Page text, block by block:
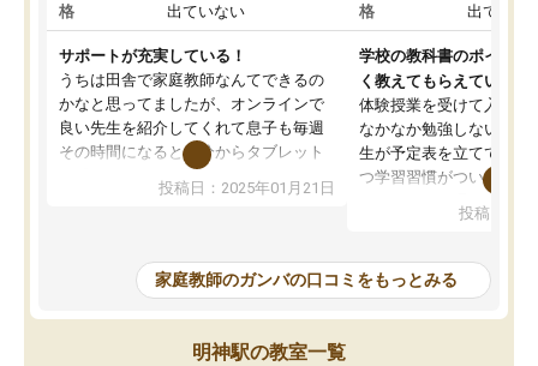
格
出ていない
サポートが充実している！
うちは田舎で家庭教師なんてできるの
かなと思ってましたが、オンラインで
良い先生を紹介してくれて息子も毎週
その時間になると自分からタブレット
を開いてzoomを繋げるようになりまし
た！5科目なんでもOKなのもとても気
めて1年ほどだった今では平均点以上の
科目が増えてきました！あと1年受験ま
であるので無料の週末教室を使用しな
がら頑張って欲しいと思います！
投稿日：2025年01月21日
格
出ていな
学校の教科書のポイント
く教えてもらえている
体験授業を受けて入塾し
なかなか勉強しない息子
生が予定表を立ててくれ
つ学習習慣がついてきま
指導が無い日も予定表
問できるのでとても助か
投稿日：
家庭教師のガンバの口コミをもっとみる
明神駅の教室一覧